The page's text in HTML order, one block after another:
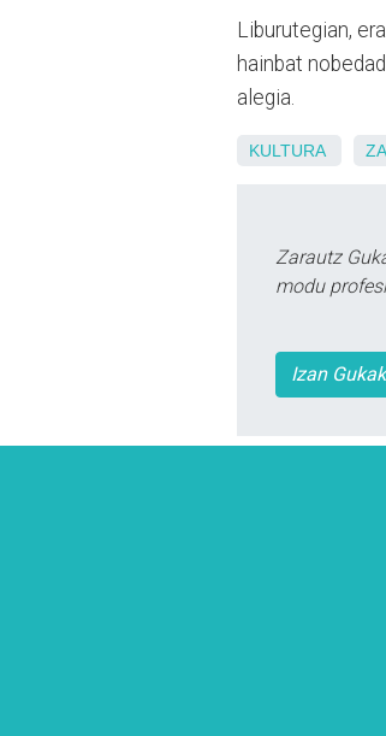
Liburutegian,
hainbat
alegia.
KULTURA
Zarautz
modu
Izan